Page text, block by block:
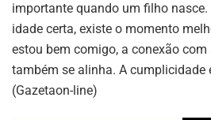
importante quando um filho nasce.
idade certa, existe o momento
estou bem comigo, a conexão
também se alinha. A cumplicidade
(Gazetaon-line)